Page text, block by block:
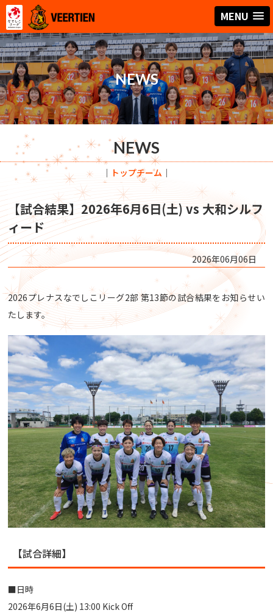
MENU
NEWS
NEWS
｜ トップチーム ｜
【試合結果】2026年6月6日(土) vs 大和シルフ
ィード
2026年06月06日
2026プレナスなでしこリーグ2部 第13節の試合結果をお知らせい
たします。
【試合詳細】
■日時
2026年6月6日(土) 13:00 Kick Off